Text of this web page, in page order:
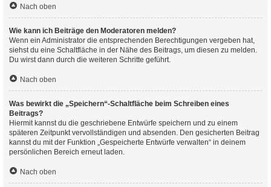
Nach oben
Wie kann ich Beiträge den Moderatoren melden?
Wenn ein Administrator die entsprechenden Berechtigungen vergeben hat,
siehst du eine Schaltfläche in der Nähe des Beitrags, um diesen zu melden.
Du wirst dann durch die weiteren Schritte geführt.
Nach oben
Was bewirkt die „Speichern“-Schaltfläche beim Schreiben eines
Beitrags?
Hiermit kannst du die geschriebene Entwürfe speichern und zu einem
späteren Zeitpunkt vervollständigen und absenden. Den gesicherten Beitrag
kannst du mit der Funktion „Gespeicherte Entwürfe verwalten“ in deinem
persönlichen Bereich erneut laden.
Nach oben